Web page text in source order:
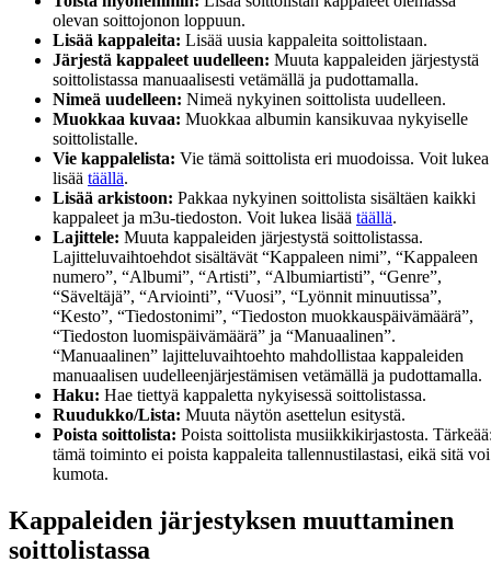
olevan soittojonon loppuun.
Lisää kappaleita: Lisää uusia kappaleita soittolistaan.
Järjestä kappaleet uudelleen: Muuta kappaleiden järjestystä
soittolistassa manuaalisesti vetämällä ja pudottamalla.
Nimeä uudelleen: Nimeä nykyinen soittolista uudelleen.
Muokkaa kuvaa: Muokkaa albumin kansikuvaa nykyiselle
soittolistalle.
Vie kappalelista: Vie tämä soittolista eri muodoissa. Voit lukea
lisää täällä.
Lisää arkistoon: Pakkaa nykyinen soittolista sisältäen kaikki
kappaleet ja m3u-tiedoston. Voit lukea lisää täällä.
Lajittele: Muuta kappaleiden järjestystä soittolistassa.
Lajitteluvaihtoehdot sisältävät “Kappaleen nimi”, “Kappaleen
numero”, “Albumi”, “Artisti”, “Albumiartisti”, “Genre”,
“Säveltäjä”, “Arviointi”, “Vuosi”, “Lyönnit minuutissa”,
“Kesto”, “Tiedostonimi”, “Tiedoston muokkauspäivämäärä”,
“Tiedoston luomispäivämäärä” ja “Manuaalinen”.
“Manuaalinen” lajitteluvaihtoehto mahdollistaa kappaleiden
manuaalisen uudelleenjärjestämisen vetämällä ja pudottamalla.
Haku: Hae tiettyä kappaletta nykyisessä soittolistassa.
Ruudukko/Lista: Muuta näytön asettelun esitystä.
Poista soittolista: Poista soittolista musiikkikirjastosta.
tämä toiminto ei poista kappaleita tallennustilastasi, eikä sitä voi
kumota.
Kappaleiden järjestyksen muuttaminen
soittolistassa